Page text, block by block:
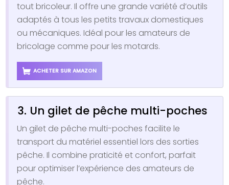
tout bricoleur. Il offre une grande variété d’outils
adaptés à tous les petits travaux domestiques
ou mécaniques. Idéal pour les amateurs de
bricolage comme pour les motards.
ACHETER SUR AMAZON
3. Un gilet de pêche multi-poches
Un gilet de pêche multi-poches facilite le
transport du matériel essentiel lors des sorties
pêche. Il combine praticité et confort, parfait
pour optimiser l’expérience des amateurs de
pêche.